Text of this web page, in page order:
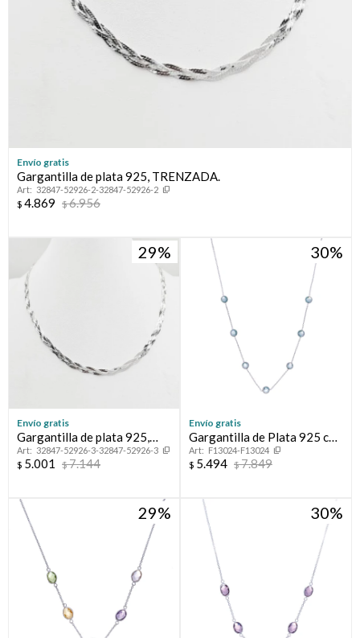
Envío gratis
Gargantilla de plata 925, TRENZADA.
32847-52926-2-32847-52926-2
$ 4.869 $6.956
29
Envío gratis
Gargantilla de plata 925,
TRENZADA.
32847-52926-3-32847-52926-3
$ 5.001 $7.144
30
Envío gratis
Gargantilla de Plata 925 con
Topacio celeste
F13024-F13024
$ 5.494 $7.849
29 30